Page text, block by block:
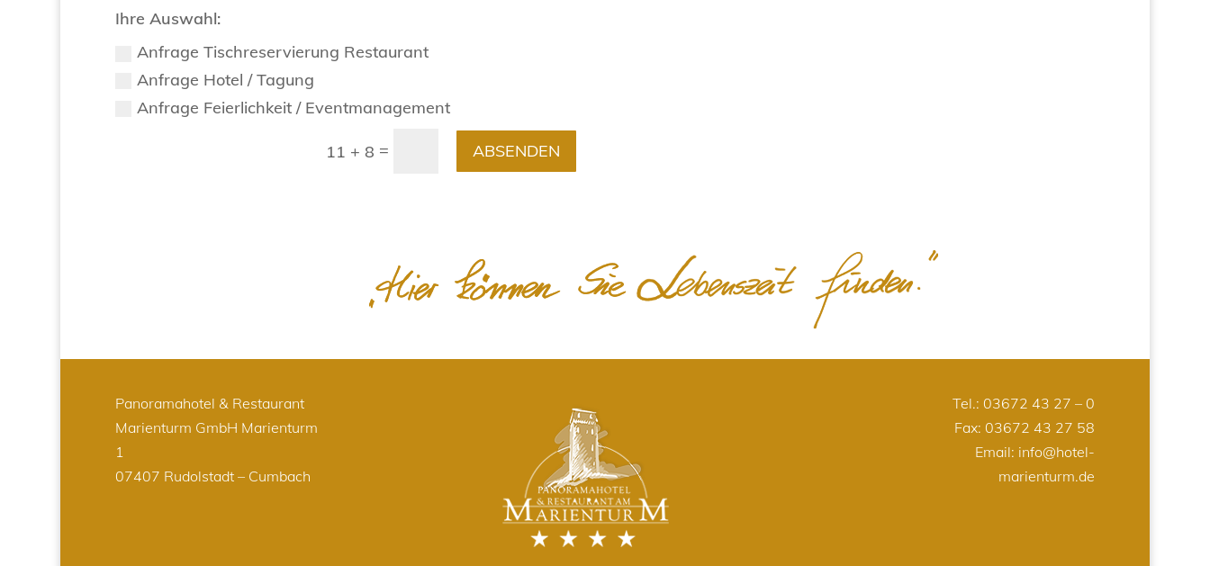
Ihre Auswahl:
Anfrage Tischreservierung Restaurant
Anfrage Hotel / Tagung
Anfrage Feierlichkeit / Eventmanagement
11 + 8 = ABSENDEN
Panoramahotel & Restaurant
Marienturm GmbH Marienturm
1
07407 Rudolstadt – Cumbach
Tel.: 03672 43 27 – 0
Fax: 03672 43 27 58
Email: info@hotel-
marienturm.de